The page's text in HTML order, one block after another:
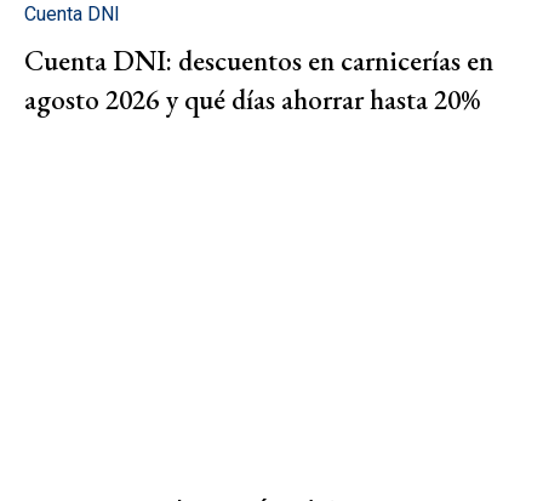
Cuenta DNI
Cuenta DNI: descuentos en carnicerías en
agosto 2026 y qué días ahorrar hasta 20%